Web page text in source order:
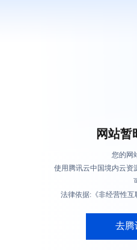
网站暂
您的网
使用腾讯云中国境内云资
法律依据:《非经营性互
去腾